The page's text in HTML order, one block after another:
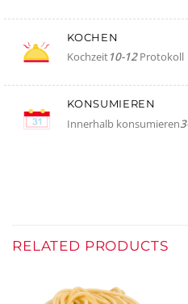
KOCHEN
Kochzeit10-12Protokoll
KONSUMIEREN
Innerhalb konsumieren
RELATED PRODUCTS